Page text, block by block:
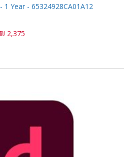
1 Year - 65324928CA01A12
2,375 ₪